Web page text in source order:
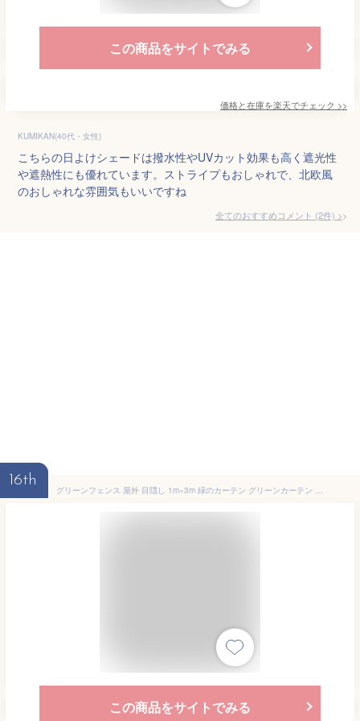
この商品をサイトでみる
価格と在庫を楽天でチェック >>
KUMIKAN(40代・女性)
こちらの日よけシェードは撥水性やUVカット効果も高く遮光性
や遮熱性にも優れています。ストライプもおしゃれで、北欧風
のおしゃれな雰囲気もいいですね
全てのおすすめコメント (2件) >
16th
グリーンフェンス 屋外 目隠し 1m×3m 緑のカーテン グリーンカーテン 目隠しフェンス ベランダ 壁 フェイクグリーン リアル 緑化 葉っぱ グリーン 窓 フェンス 人工観葉植物 植物 葉 リーフラティス 日よけ 日除け メッシュ ネット 1年保証 ●[送料無料]
この商品をサイトでみる